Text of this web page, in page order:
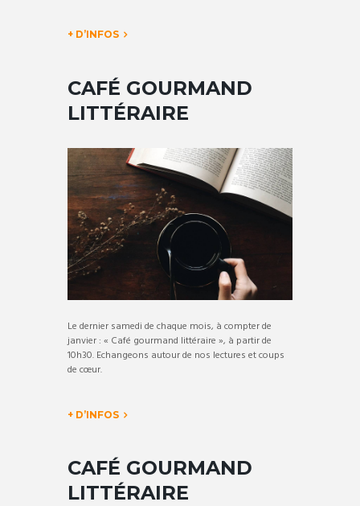
+ D’INFOS
CAFÉ GOURMAND
LITTÉRAIRE
Le dernier samedi de chaque mois, à compter de
janvier : « Café gourmand littéraire », à partir de
10h30. Echangeons autour de nos lectures et coups
de cœur.
+ D’INFOS
CAFÉ GOURMAND
LITTÉRAIRE